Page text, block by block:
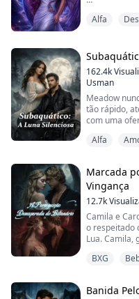
Mas o olhar
escondida
Mas uma
uma chance
E eu
Eu corro.
...direto
Alfa
162.4k
Usman
Meadow
tão rápido,
com uma
matilha.
em que o
Mesmo com
Meadow se
casamento
Alfa
Marcada
Vingança
12.7k
Camila e
o respeitado
Lua. Camila,
BXG
Banida